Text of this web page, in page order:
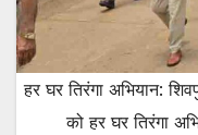
हर घर तिरंगा अभियान:
को हर घर तिरंगा